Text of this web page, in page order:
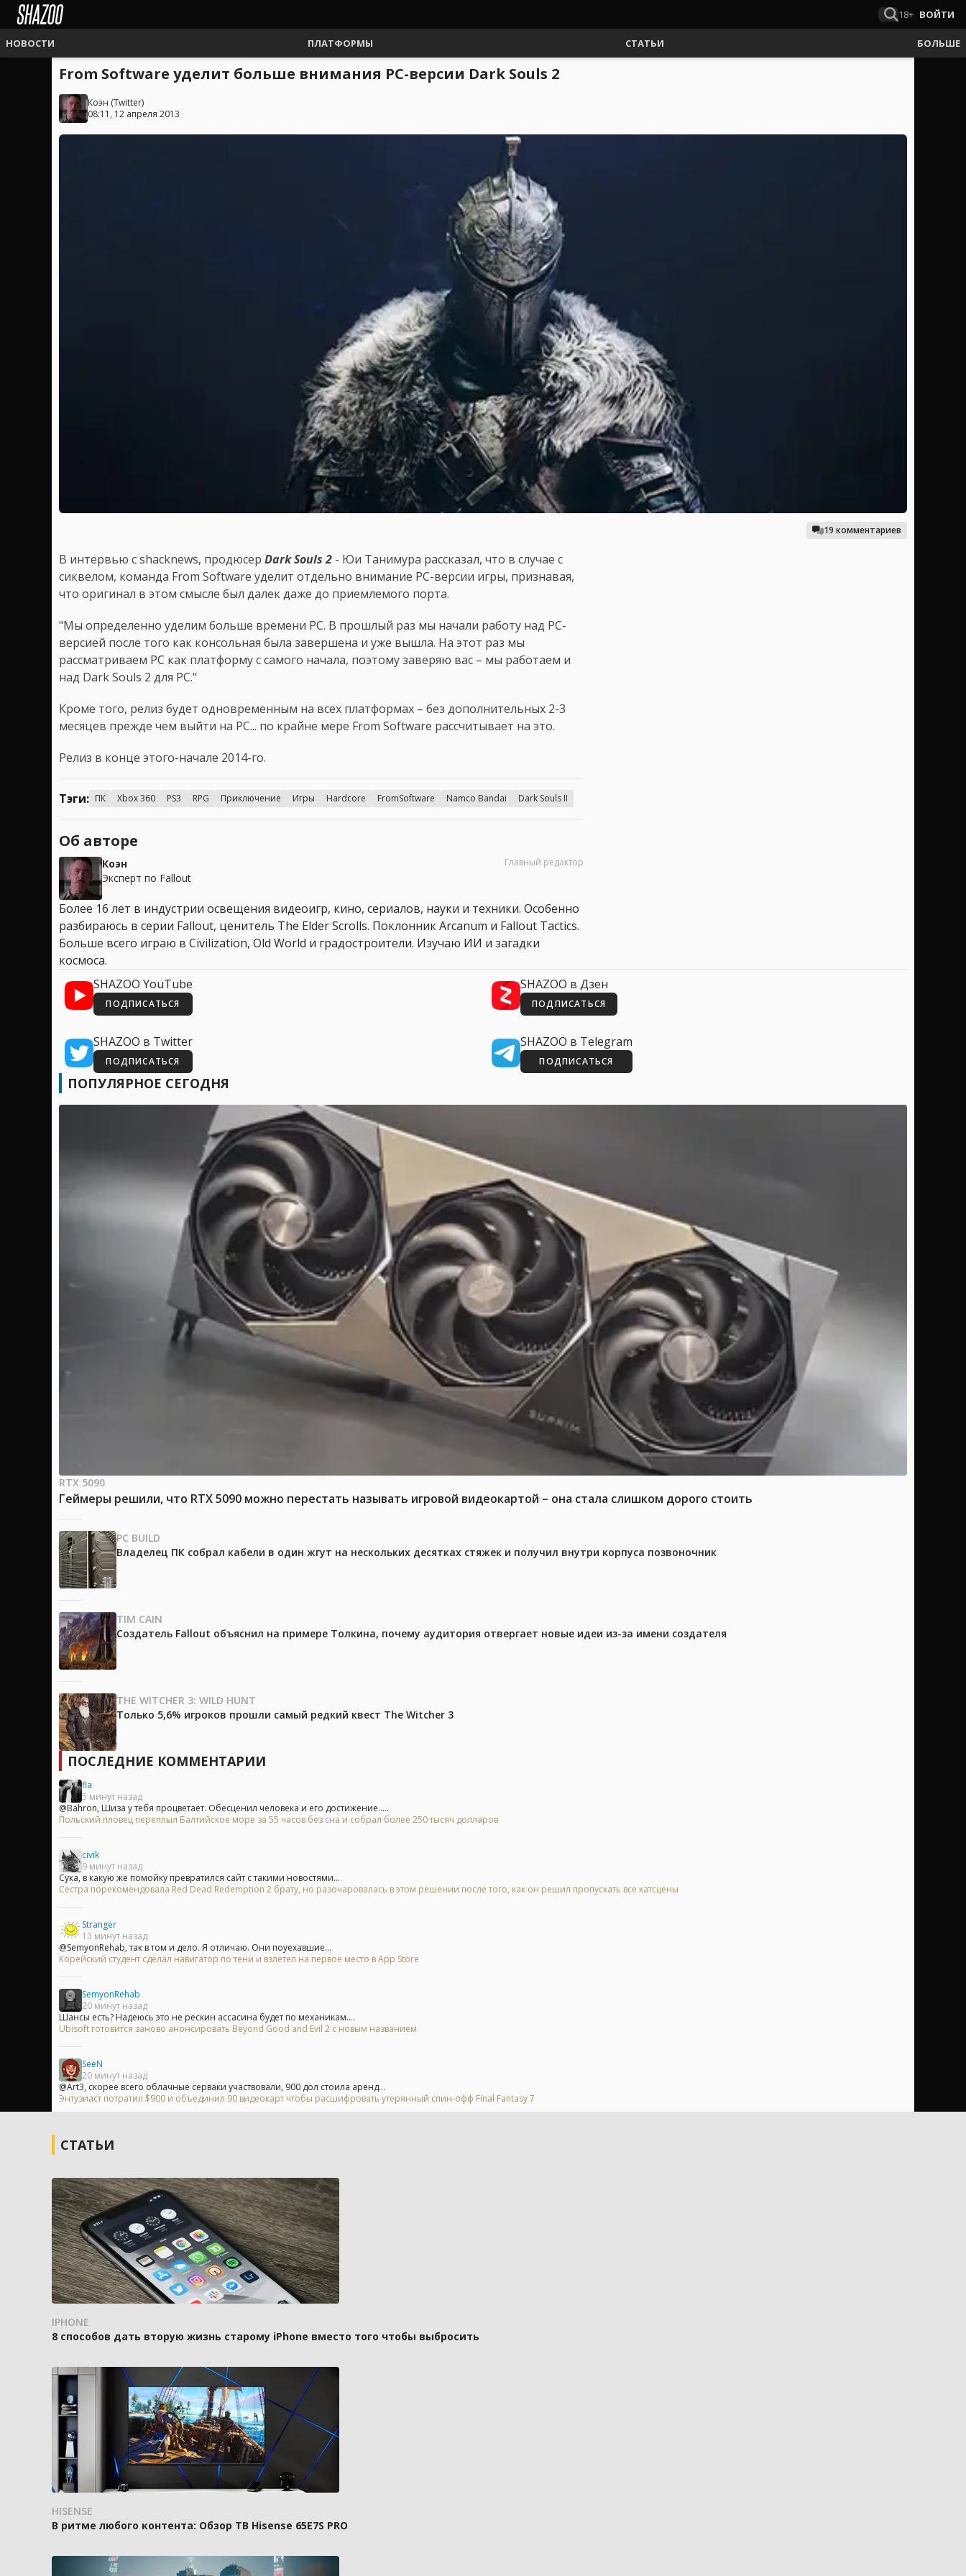
18+ ВОЙТИ
НОВОСТИ ПЛАТФОРМЫ СТАТЬИ БОЛЬШЕ
From Software уделит больше внимания PC-версии Dark Souls 2
Коэн (Twitter)
08:11, 12 апреля 2013
19 комментариев
В интервью с shacknews, продюсер Dark Souls 2 - Юи Танимура рассказал, что в случае с
сиквелом, команда From Software уделит отдельно внимание PC-версии игры, признавая,
что оригинал в этом смысле был далек даже до приемлемого порта.
"Мы определенно уделим больше времени PC. В прошлый раз мы начали работу над PC-
версией после того как консольная была завершена и уже вышла. На этот раз мы
рассматриваем PC как платформу с самого начала, поэтому заверяю вас – мы работаем и
над Dark Souls 2 для PC."
Кроме того, релиз будет одновременным на всех платформах – без дополнительных 2-3
месяцев прежде чем выйти на PC... по крайне мере From Software рассчитывает на это.
Релиз в конце этого-начале 2014-го.
Тэги: ПК Xbox 360 PS3 RPG Приключение Игры Hardcore FromSoftware Namco Bandai Dark Souls II
Об авторе
Коэн
Эксперт по Fallout
Главный редактор
Более 16 лет в индустрии освещения видеоигр, кино, сериалов, науки и техники. Особенно
разбираюсь в серии Fallout, ценитель The Elder Scrolls. Поклонник Arcanum и Fallout Tactics.
Больше всего играю в Civilization, Old World и градостроители. Изучаю ИИ и загадки
космоса.
SHAZOO YouTube
ПОДПИСАТЬСЯ
SHAZOO в Дзен
ПОДПИСАТЬСЯ
SHAZOO в Twitter
ПОДПИСАТЬСЯ
SHAZOO в Telegram
ПОДПИСАТЬСЯ
ПОПУЛЯРНОЕ СЕГОДНЯ
RTX 5090
Геймеры решили, что RTX 5090 можно перестать называть игровой видеокартой – она стала слишком дорого стоить
PC BUILD
Владелец ПК собрал кабели в один жгут на нескольких десятках стяжек и получил внутри корпуса позвоночник
TIM CAIN
Создатель Fallout объяснил на примере Толкина, почему аудитория отвергает новые идеи из-за имени создателя
THE WITCHER 3: WILD HUNT
Только 5,6% игроков прошли самый редкий квест The Witcher 3
ПОСЛЕДНИЕ КОММЕНТАРИИ
fla
5 минут назад
@Bahron, Шиза у тебя процветает. Обесценил человека и его достижение.....
Польский пловец переплыл Балтийское море за 55 часов без сна и собрал более 250 тысяч долларов
civik
9 минут назад
Сука, в какую же помойку превратился сайт с такими новостями...
Сестра порекомендовала Red Dead Redemption 2 брату, но разочаровалась в этом решении после того, как он решил пропускать все катсцены
Stranger
13 минут назад
@SemyonRehab, так в том и дело. Я отличаю. Они поуехавшие...
Корейский студент сделал навигатор по тени и взлетел на первое место в App Store
SemyonRehab
20 минут назад
Шансы есть? Надеюсь это не рескин ассасина будет по механикам....
Ubisoft готовится заново анонсировать Beyond Good and Evil 2 с новым названием
SeeN
20 минут назад
@Art3, скорее всего облачные серваки участвовали, 900 дол стоила аренд...
Энтузиаст потратил $900 и объединил 90 видеокарт чтобы расшифровать утерянный спин-офф Final Fantasy 7
СТАТЬИ
IPHONE
8 способов дать вторую жизнь старому iPhone вместо того чтобы выбросить
HISENSE
В ритме любого контента: Обзор ТВ Hisense 65E7S PRO